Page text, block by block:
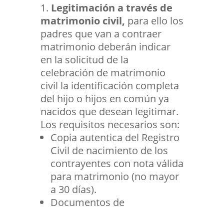
Legitimación a través de
matrimonio civil, para ello los
padres que van a contraer
matrimonio deberán indicar
en la solicitud de la
celebración de matrimonio
civil la identificación completa
del hijo o hijos en común ya
nacidos que desean legitimar.
Los requisitos necesarios son:
Copia autentica del Registro
Civil de nacimiento de los
contrayentes con nota válida
para matrimonio (no mayor
a 30 días).
Documentos de